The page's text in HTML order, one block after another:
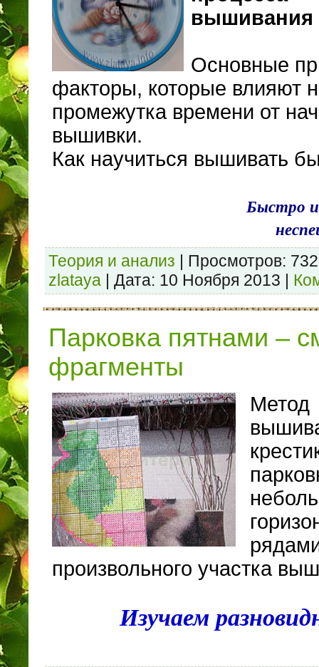
вышивания
Основные
факторы, которые влияют
промежутка времени от
вышивки.
Как научиться вышивать
Быстро
Теория и анализ | Просмотров:
zlataya | Дата: 10 Ноября 2013 |
Парковка пятнами –
фрагменты
Метод
произвольного участка
Изучаем